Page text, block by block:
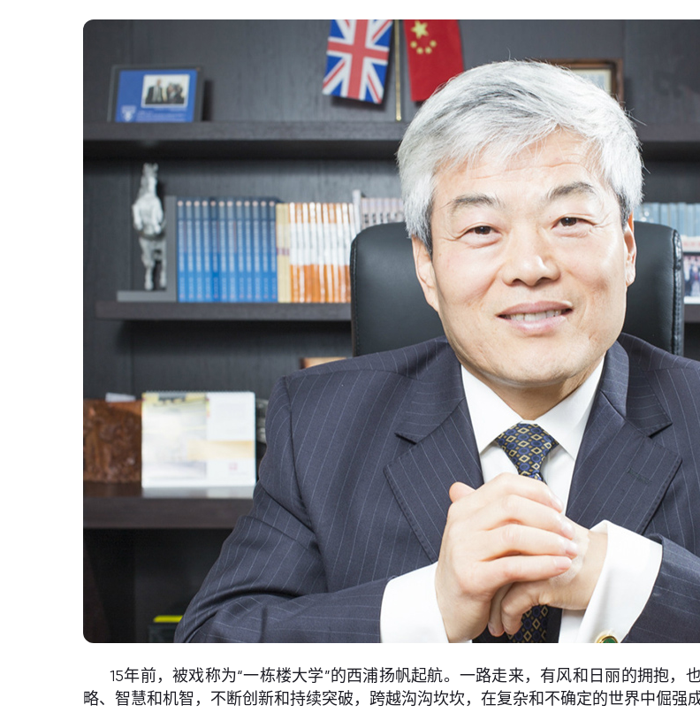
15年前，被戏称为“一栋楼大学”的西浦扬帆起航。一路走来，有风和日丽的拥抱
略、智慧和机智，不断创新和持续突破，跨越沟沟坎坎，在复杂和不确定的世界中倔强成